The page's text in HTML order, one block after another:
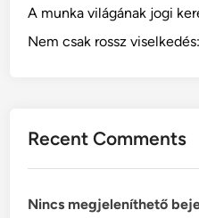
A munka világának jogi
Nem csak rossz
Recent Comments
Nincs megjeleníthető